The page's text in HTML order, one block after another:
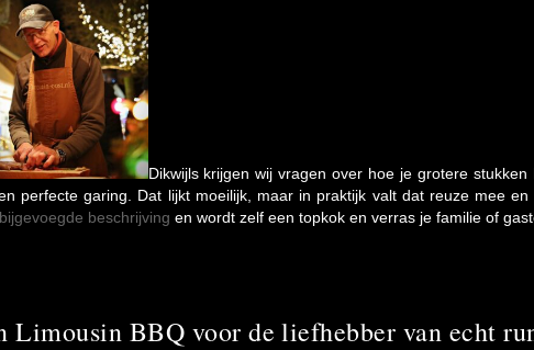
Dikwijls krijgen wij vragen over hoe je grotere
perfecte garing. Dat lijkt moeilijk, maar in praktijk valt dat reuze mee
bijgevoegde beschrijving en wordt zelf een topkok en verras je familie of
Limousin BBQ voor de liefhebber van echt